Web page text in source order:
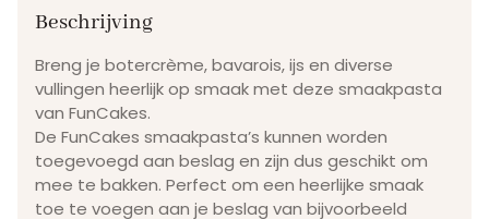
Beschrijving
Breng je botercrème, bavarois, ijs en diverse
vullingen heerlijk op smaak met deze smaakpasta
van FunCakes.
De FunCakes smaakpasta’s kunnen worden
toegevoegd aan beslag en zijn dus geschikt om
mee te bakken. Perfect om een heerlijke smaak
toe te voegen aan je beslag van bijvoorbeeld